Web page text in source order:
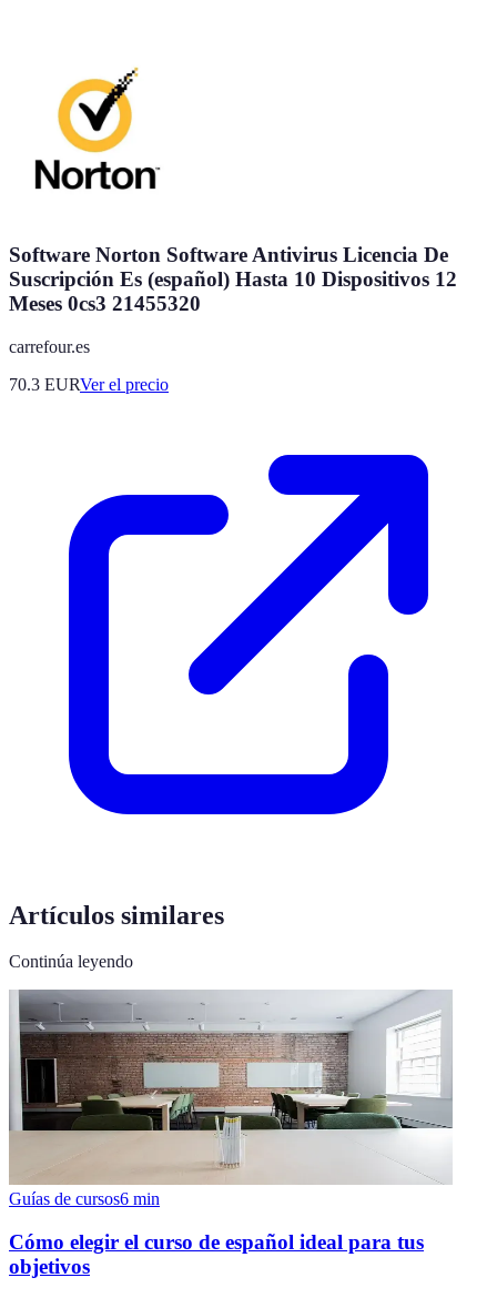
Software Norton Software Antivirus Licencia De
Suscripción Es (español) Hasta 10 Dispositivos 12
Meses 0cs3 21455320
carrefour.es
70.3 EURVer el precio
Artículos similares
Continúa leyendo
Guías de cursos6 min
Cómo elegir el curso de español ideal para tus
objetivos